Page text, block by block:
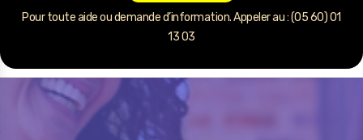
Pour toute aide ou demande d’information. Appeler au : (05 60) 01
13 03